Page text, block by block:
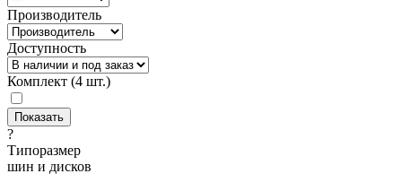
Производитель
Доступность
Комплект (4 шт.)
?
Типоразмер
шин и дисков